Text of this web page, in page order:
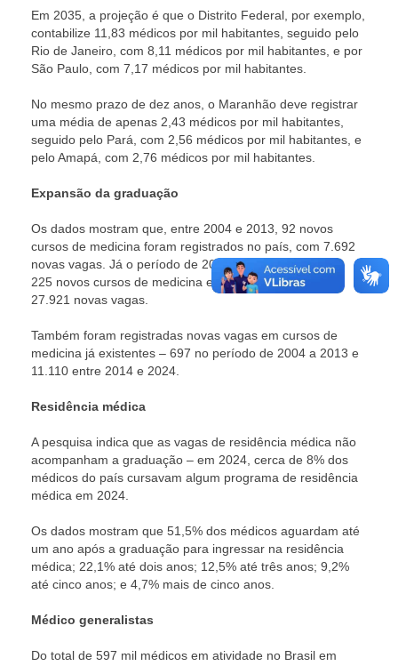
Em 2035, a projeção é que o Distrito Federal, por exemplo,
contabilize 11,83 médicos por mil habitantes, seguido pelo
Rio de Janeiro, com 8,11 médicos por mil habitantes, e por
São Paulo, com 7,17 médicos por mil habitantes.
No mesmo prazo de dez anos, o Maranhão deve registrar
uma média de apenas 2,43 médicos por mil habitantes,
seguido pelo Pará, com 2,56 médicos por mil habitantes, e
pelo Amapá, com 2,76 médicos por mil habitantes.
Expansão da graduação
Os dados mostram que, entre 2004 e 2013, 92 novos
cursos de medicina foram registrados no país, com 7.692
novas vagas. Já o período de 2014 a 2024 contabilizou
225 novos cursos de medicina em todo o Brasil, com
27.921 novas vagas.
Também foram registradas novas vagas em cursos de
medicina já existentes – 697 no período de 2004 a 2013 e
11.110 entre 2014 e 2024.
Residência médica
A pesquisa indica que as vagas de residência médica não
acompanham a graduação – em 2024, cerca de 8% dos
médicos do país cursavam algum programa de residência
médica em 2024.
Os dados mostram que 51,5% dos médicos aguardam até
um ano após a graduação para ingressar na residência
médica; 22,1% até dois anos; 12,5% até três anos; 9,2%
até cinco anos; e 4,7% mais de cinco anos.
Médico generalistas
Do total de 597 mil médicos em atividade no Brasil em